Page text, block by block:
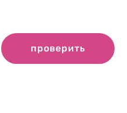
проверить